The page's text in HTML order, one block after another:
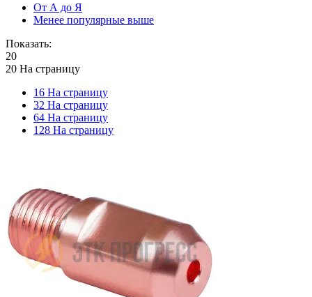
От А до Я
Менее популярные выше
Показать:
20
20 На страницу
16 На страницу
32 На страницу
64 На страницу
128 На страницу